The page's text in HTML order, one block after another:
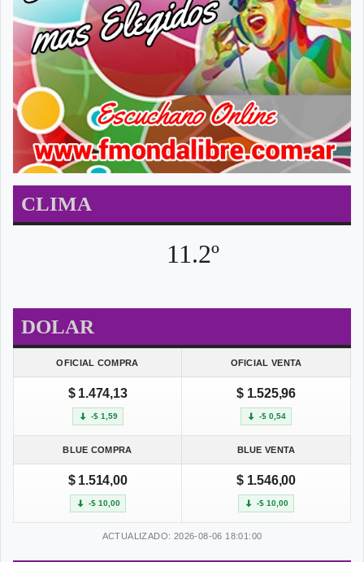
CLIMA
11.2º
DOLAR
OFICIAL COMPRA OFICIAL VENTA
$ 1.474,13
-$ 1,59
$ 1.525,96
-$ 0,54
BLUE COMPRA BLUE VENTA
$ 1.514,00
-$ 10,00
$ 1.546,00
-$ 10,00
ACTUALIZADO: 2026-08-06 18:01:00